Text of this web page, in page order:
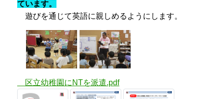
[ペンギンクラブ（未就園児の会）]
ペンギンクラブへようこそ！
未就園児の会を開催しています。
１学期のペンギンクラブは終了しました。２学期
は９月から開催予定です。
スケジュールが決まり次第、ホームページでお知